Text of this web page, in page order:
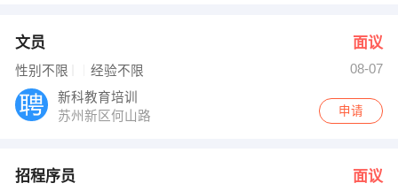
文员 面议
性别不限 经验不限
08-07
新科教育培训
苏州新区何山路
申请
招程序员 面议